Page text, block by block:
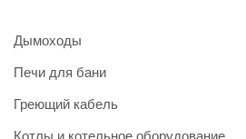
Дымоходы
Печи для бани
Греющий кабель
Котлы и котельное оборудование